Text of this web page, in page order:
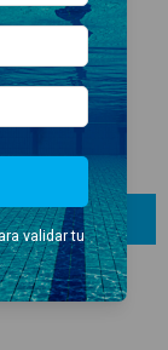
validar tu